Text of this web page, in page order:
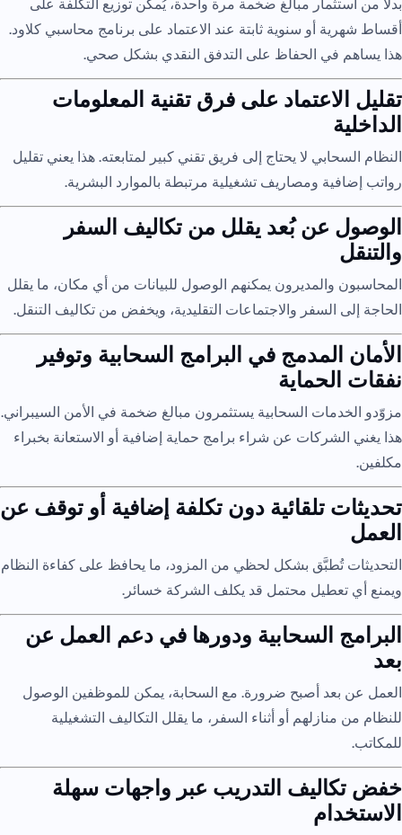
بدلاً من استثمار مبالغ ضخمة مرة واحدة، يُمكن توزيع التكلفة على
أقساط شهرية أو سنوية ثابتة عند الاعتماد على برنامج محاسبي كلاود.
هذا يساهم في الحفاظ على التدفق النقدي بشكل صحي.
تقليل الاعتماد على فرق تقنية المعلومات
الداخلية
النظام السحابي لا يحتاج إلى فريق تقني كبير لمتابعته. هذا يعني تقليل
رواتب إضافية ومصاريف تشغيلية مرتبطة بالموارد البشرية.
الوصول عن بُعد يقلل من تكاليف السفر
والتنقل
المحاسبون والمديرون يمكنهم الوصول للبيانات من أي مكان، ما يقلل
الحاجة إلى السفر والاجتماعات التقليدية، ويخفض من تكاليف التنقل.
الأمان المدمج في البرامج السحابية وتوفير
نفقات الحماية
مزوّدو الخدمات السحابية يستثمرون مبالغ ضخمة في الأمن السيبراني.
هذا يغني الشركات عن شراء برامج حماية إضافية أو الاستعانة بخبراء
مكلفين.
تحديثات تلقائية دون تكلفة إضافية أو توقف عن
العمل
التحديثات تُطبَّق بشكل لحظي من المزود، ما يحافظ على كفاءة النظام
ويمنع أي تعطيل محتمل قد يكلف الشركة خسائر.
البرامج السحابية ودورها في دعم العمل عن
بعد
العمل عن بعد أصبح ضرورة. مع السحابة، يمكن للموظفين الوصول
للنظام من منازلهم أو أثناء السفر، ما يقلل التكاليف التشغيلية
للمكاتب.
خفض تكاليف التدريب عبر واجهات سهلة
الاستخدام